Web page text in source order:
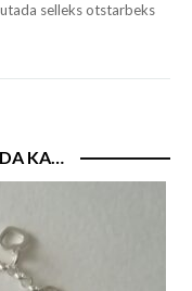
selleks otstarbeks
KA…